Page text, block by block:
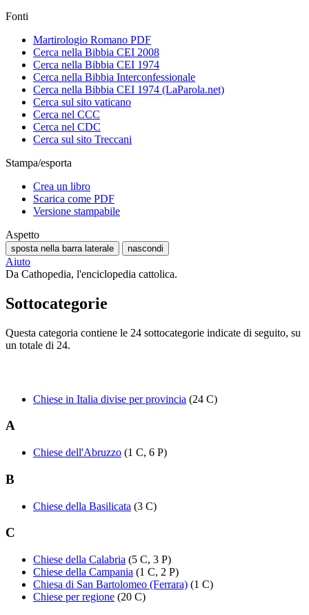
Fonti
Martirologio Romano PDF
Cerca nella Bibbia CEI 2008
Cerca nella Bibbia CEI 1974
Cerca nella Bibbia Interconfessionale
Cerca nella Bibbia CEI 1974 (LaParola.net)
Cerca sul sito vaticano
Cerca nel CCC
Cerca nel CDC
Cerca sul sito Treccani
Stampa/esporta
Crea un libro
Scarica come PDF
Versione stampabile
Aspetto
sposta nella barra laterale nascondi
Aiuto
Da Cathopedia, l'enciclopedia cattolica.
Sottocategorie
Questa categoria contiene le 24 sottocategorie indicate di seguito, su
un totale di 24.
Chiese in Italia divise per provincia (24 C)
A
Chiese dell'Abruzzo (1 C, 6 P)
B
Chiese della Basilicata (3 C)
C
Chiese della Calabria (5 C, 3 P)
Chiese della Campania (1 C, 2 P)
Chiesa di San Bartolomeo (Ferrara) (1 C)
Chiese per regione (20 C)